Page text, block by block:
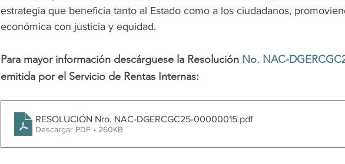
estrategia que beneficia tanto al Estado como a los ciudadanos,
económica con justicia y equidad.
Para mayor información descárguese la Resolución No. NAC-
emitida por el Servicio de Rentas Internas:
RESOLUCIÓN Nro. NAC-DGERCGC25-00000015.pdf
Descargar PDF • 260KB